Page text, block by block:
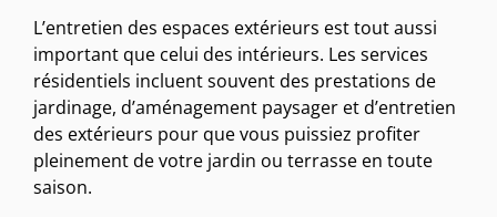
L’entretien des espaces extérieurs est tout aussi
important que celui des intérieurs. Les services
résidentiels incluent souvent des prestations de
jardinage, d’aménagement paysager et d’entretien
des extérieurs pour que vous puissiez profiter
pleinement de votre jardin ou terrasse en toute
saison.